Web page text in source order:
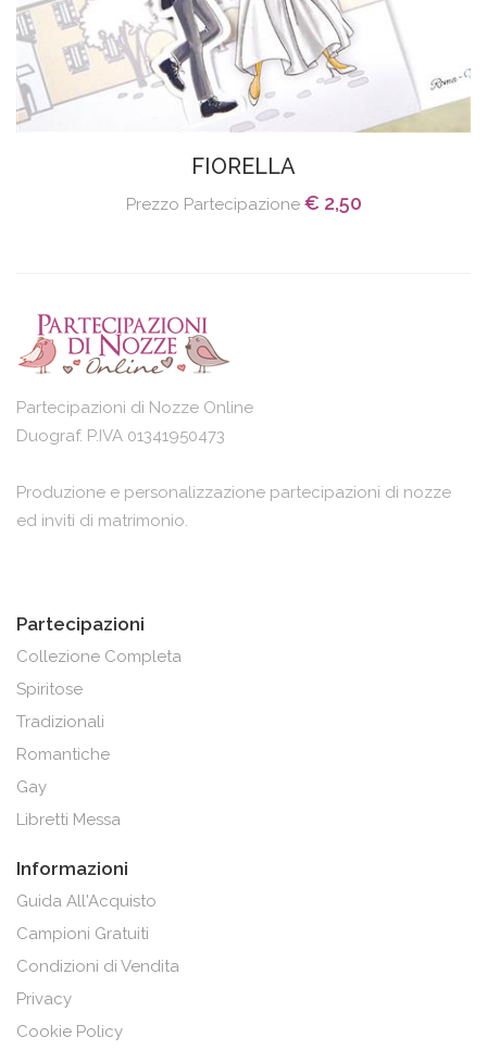
FIORELLA
Prezzo Partecipazione € 2,50
Partecipazioni di Nozze Online
Duograf. P.IVA 01341950473
Produzione e personalizzazione partecipazioni di nozze
ed inviti di matrimonio.
Partecipazioni
Collezione Completa
Spiritose
Tradizionali
Romantiche
Gay
Libretti Messa
Informazioni
Guida All'Acquisto
Campioni Gratuiti
Condizioni di Vendita
Privacy
Cookie Policy